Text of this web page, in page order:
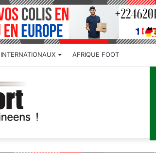
INTERNATIONAUX AFRIQUE FOOT